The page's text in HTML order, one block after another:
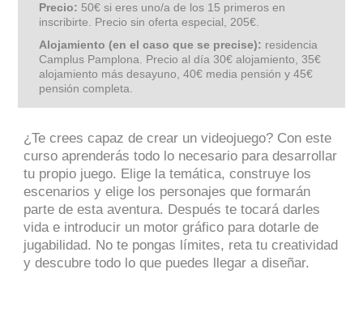
Precio: 50€ si eres uno/a de los 15 primeros en
inscribirte. Precio sin oferta especial, 205€.
Alojamiento (en el caso que se precise): residencia
Camplus Pamplona. Precio al día 30€ alojamiento, 35€
alojamiento más desayuno, 40€ media pensión y 45€
pensión completa.
¿Te crees capaz de crear un videojuego? Con este
curso aprenderás todo lo necesario para desarrollar
tu propio juego. Elige la temática, construye los
escenarios y elige los personajes que formarán
parte de esta aventura. Después te tocará darles
vida e introducir un motor gráfico para dotarle de
jugabilidad. No te pongas límites, reta tu creatividad
y descubre todo lo que puedes llegar a diseñar.